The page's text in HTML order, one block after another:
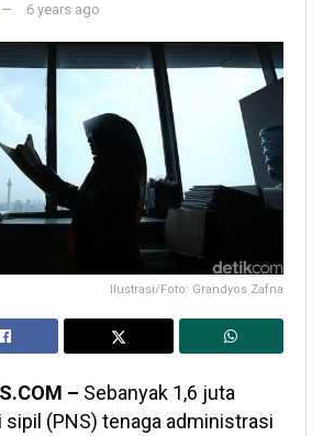
6 years ago
Ilustrasi/Foto: Grandyos Zafna
– Sebanyak 1,6 juta
sipil (PNS) tenaga administrasi